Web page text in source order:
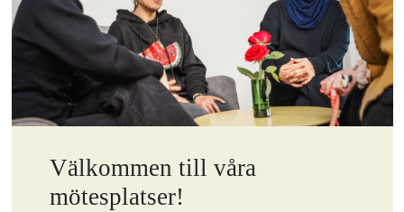
Välkommen till våra
mötesplatser!